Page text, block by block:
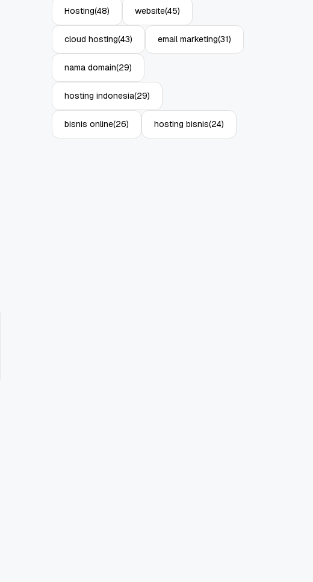
Hosting(48) website(45)
cloud hosting(43) email marketing(31)
nama domain(29)
hosting indonesia(29)
bisnis online(26) hosting bisnis(24)